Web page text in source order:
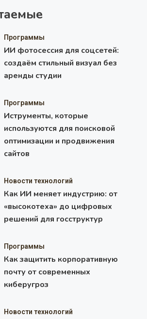
Программы
ИИ фотосессия для соцсетей:
создаём стильный визуал без
аренды студии
Программы
Иструменты, которые
используются для поисковой
оптимизации и продвижения
сайтов
Новости технологий
Как ИИ меняет индустрию: от
«высокотеха» до цифровых
решений для госструктур
Программы
Как защитить корпоративную
почту от современных
киберугроз
Новости технологий